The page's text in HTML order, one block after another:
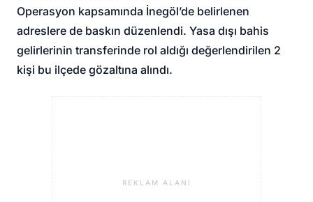
Operasyon kapsamında İnegöl’de belirlenen
adreslere de baskın düzenlendi. Yasa dışı bahis
gelirlerinin transferinde rol aldığı değerlendirilen 2
kişi bu ilçede gözaltına alındı.
REKLAM ALANI